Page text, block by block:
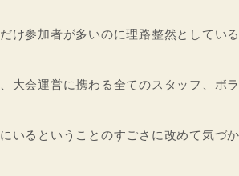
け参加者が多いのに理路整然としている
大会運営に携わる全てのスタッフ、ボラ
いるということのすごさに改めて気づか